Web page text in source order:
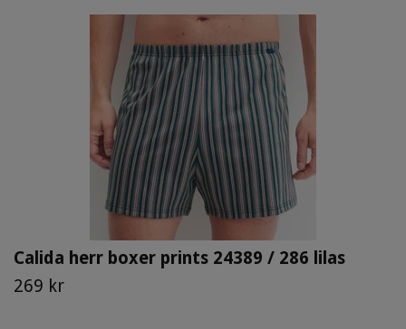
Calida herr boxer prints 24389 / 286 lilas
269 kr